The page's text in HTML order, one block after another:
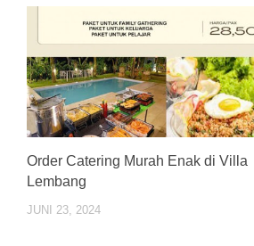
Order Catering Murah Enak di Villa
Lembang
JUNI 23, 2024